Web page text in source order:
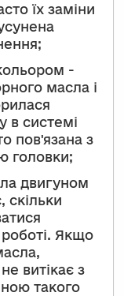
їх заміни
-
масла і
в системі
пов'язана з
головки;
двигуном
скільки
Якщо
витікає з
такого